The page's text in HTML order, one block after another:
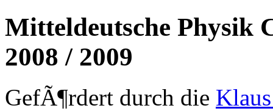
Mitteldeutsche Physik
2008 / 2009
GefÃ¶rdert durch die